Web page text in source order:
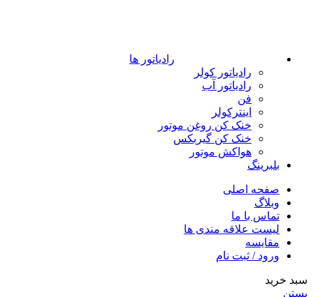
رادیاتور ها
رادیاتور کولر
رادیاتور آب
فن
اینترکولر
خنک کن روغن موتور
خنک کن گیربکس
هواکش موتور
بلبرینگ
صفحه اصلی
وبلاگ
تماس با ما
لیست علاقه مندی ها
مقایسه
ورود / ثبت نام
سبد خرید
بستن